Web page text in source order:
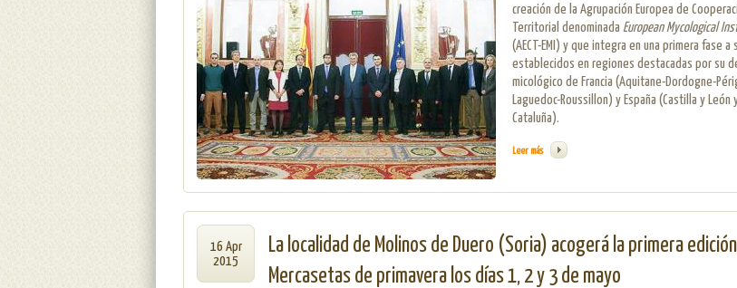
creación de la Agrupación Europea de
Territorial denominada European Mycological
(AECT-EMI) y que integra en una primera fase a
establecidos en regiones destacadas por su
micológico de Francia (Aquitane-Dordogne-
Laguedoc-Roussillon) y España (Castilla y León
Cataluña).
Leer mássobre El presidente del Congreso de los Diputados
16 Apr
2015
La localidad de Molinos de Duero (Soria) acogerá la primera edición
Mercasetas de primavera los días 1, 2 y 3 de mayo